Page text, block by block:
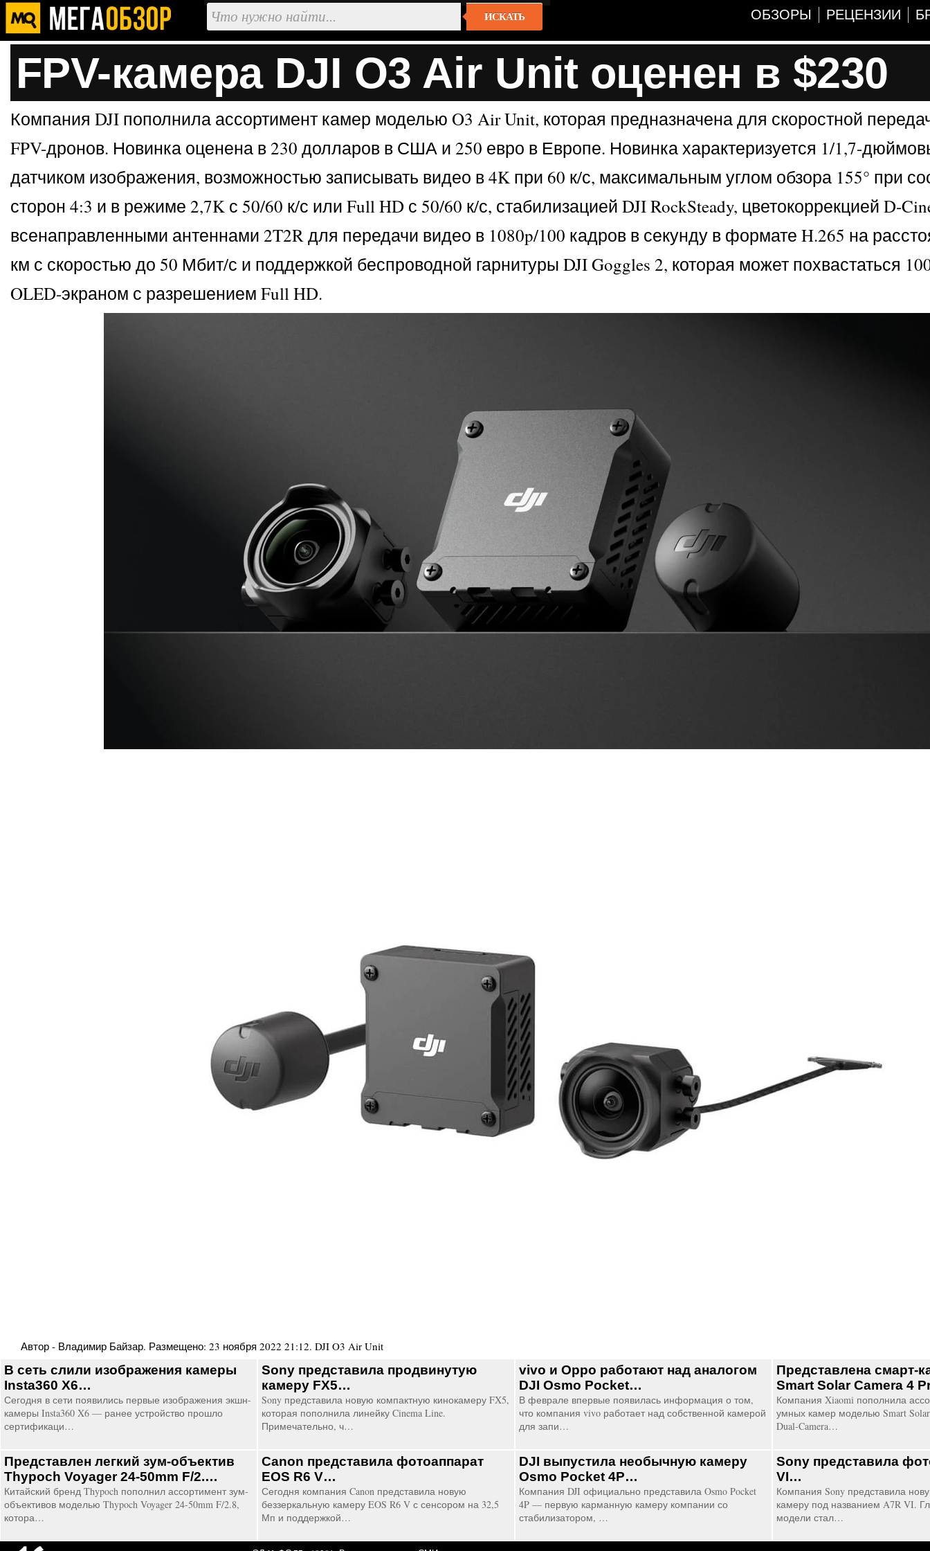
ИСКАТЬ ОБЗОРЫ РЕЦЕНЗИИ
FPV-камера DJI O3 Air Unit оценен в $230
Компания DJI пополнила ассортимент камер моделью O3 Air Unit, которая предназначена для скоростной
FPV-дронов. Новинка оценена в 230 долларов в США и 250 евро в Европе. Новинка характеризуется 1/1,7-
датчиком изображения, возможностью записывать видео в 4K при 60 к/с, максимальным углом обзора 155° при
сторон 4:3 и в режиме 2,7K с 50/60 к/с или Full HD с 50/60 к/с, стабилизацией DJI RockSteady, цветокоррекцией D-
всенаправленными антеннами 2T2R для передачи видео в 1080p/100 кадров в секунду в формате H.265 на
км с скоростью до 50 Мбит/с и поддержкой беспроводной гарнитуры DJI Goggles 2, которая может похвастаться
OLED-экраном с разрешением Full HD.
Автор - Владимир Байзар. Размещено: 23 ноября 2022 21:12. DJI O3 Air Unit
В сеть слили изображения камеры
Insta360 X6…
Сегодня в сети появились первые изображения экшн-
камеры Insta360 X6 — ранее устройство прошло
сертификаци…
Sony представила продвинутую
камеру FX5…
Sony представила новую компактную кинокамеру FX5,
которая пополнила линейку Cinema Line.
Примечательно, ч…
vivo и Oppo работают над аналогом
DJI Osmo Pocket…
В феврале впервые появилась информация о том,
что компания vivo работает над собственной камерой
для запи…
Представлена смарт-
Smart Solar Camera 4
Компания Xiaomi пополнила
умных камер моделью Smart Solar
Dual-Camera…
Представлен легкий зум-объектив
Thypoch Voyager 24-50mm F/2.…
Китайский бренд Thypoch пополнил ассортимент зум-
объективов моделью Thypoch Voyager 24-50mm F/2.8,
котора…
Canon представила фотоаппарат
EOS R6 V…
Сегодня компания Canon представила новую
беззеркальную камеру EOS R6 V с сенсором на 32,5
Мп и поддержкой…
DJI выпустила необычную камеру
Osmo Pocket 4P…
Компания DJI официально представила Osmo Pocket
4P — первую карманную камеру компании со
стабилизатором, …
Sony представила
VI…
Компания Sony представила
камеру под названием A7R VI.
модели стал…